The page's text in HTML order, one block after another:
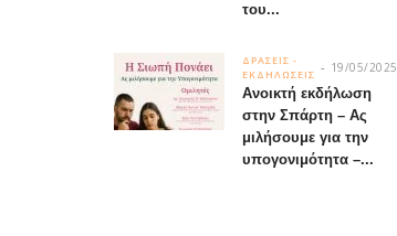
του...
Ανοικτή εκδήλωση
στην Σπάρτη – Ας
μιλήσουμε για την
υπογονιμότητα –...
ΔΡΑΣΕΙΣ -
ΕΚΔΗΛΩΣΕΙΣ
19/05/2025